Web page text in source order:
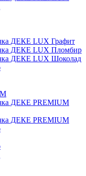
ДЕКЕ LUX Графит
ДЕКЕ LUX Пломбир
ДЕКЕ LUX Шоколад
ДЕКЕ PREMIUM
ДЕКЕ PREMIUM